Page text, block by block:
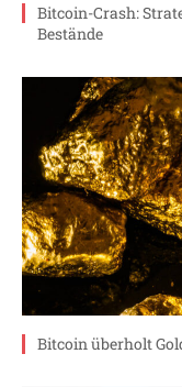
Bitcoin-Crash:
Bestände
Bitcoin überholt